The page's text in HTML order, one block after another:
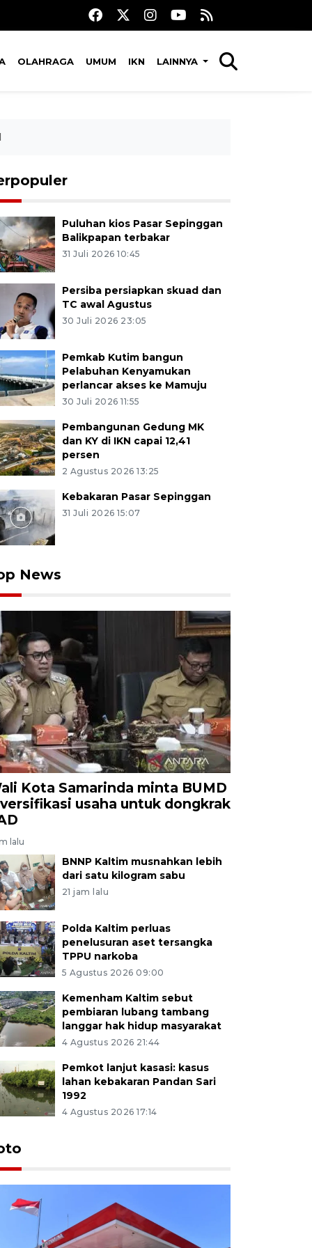
OLAHRAGA UMUM IKN LAINNYA
Puluhan kios Pasar Sepinggan
Balikpapan terbakar
31 Juli 2026 10:45
Persiba persiapkan skuad dan
TC awal Agustus
30 Juli 2026 23:05
Pemkab Kutim bangun
Pelabuhan Kenyamukan
perlancar akses ke Mamuju
30 Juli 2026 11:55
Pembangunan Gedung MK
dan KY di IKN capai 12,41
persen
2 Agustus 2026 13:25
Kebakaran Pasar Sepinggan
31 Juli 2026 15:07
News
Kota Samarinda minta BUMD
usaha untuk dongkrak
lalu
BNNP Kaltim musnahkan lebih
dari satu kilogram sabu
21 jam lalu
Polda Kaltim perluas
penelusuran aset tersangka
TPPU narkoba
5 Agustus 2026 09:00
Kemenham Kaltim sebut
pembiaran lubang tambang
langgar hak hidup masyarakat
4 Agustus 2026 21:44
Pemkot lanjut kasasi: kasus
lahan kebakaran Pandan Sari
1992
4 Agustus 2026 17:14